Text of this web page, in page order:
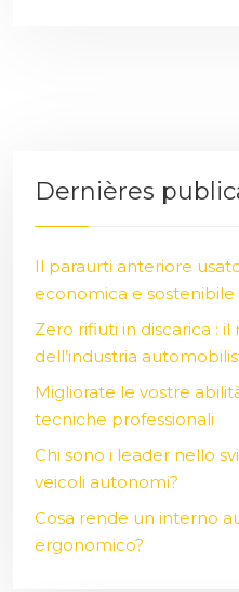
Dernières
Il paraurti anteriore
economica e sostenibile
Zero rifiuti in discarica :
dell’industria
Migliorate le vostre
tecniche professionali
Chi sono i leader nello
veicoli autonomi?
Cosa rende un interno
ergonomico?